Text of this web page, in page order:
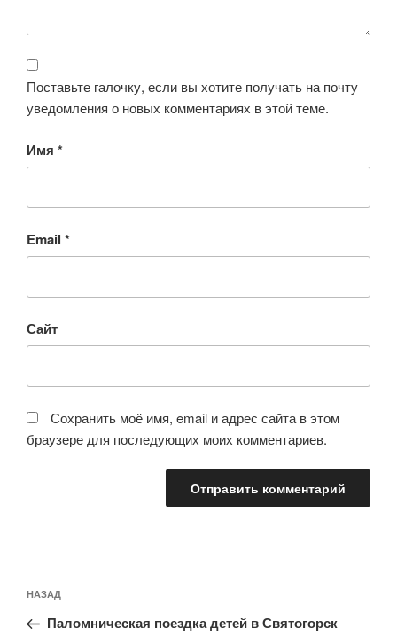
Поставьте галочку, если вы хотите получать на почту
уведомления о новых комментариях в этой теме.
Имя *
Email *
Сайт
Сохранить моё имя, email и адрес сайта в этом
браузере для последующих моих комментариев.
по
записям
Предыдущая
запись:
НАЗАД
Паломническая поездка детей в Святогорск